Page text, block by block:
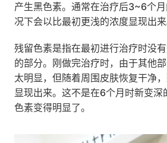
产生黑色素。通常在治疗后3~6个
况下会以比最初更浅的浓度显现出来
残留色素是指在最初进行治疗时没
的部分。刚做完治疗时，由于其他
太明显，但随着周围皮肤恢复干净
显现出来。这不是在6个月时新变深
色素变得明显了。